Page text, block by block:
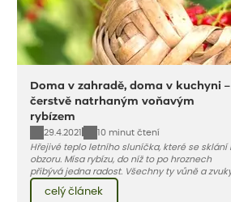
Doma v zahradě, doma v kuchyni –
čerstvě natrhaným voňavým
rybízem
29.4.2021
10 minut čtení
Hřejivé teplo letního sluníčka, které se sklání
obzoru. Mísa rybízu, do níž to po hroznech
přibývá jedna radost. Všechny ty vůně a
červencové zahrady. Sklizeň rybízu do
vnese neuvěřitelný klid a radost. A taky trochu
celý článek